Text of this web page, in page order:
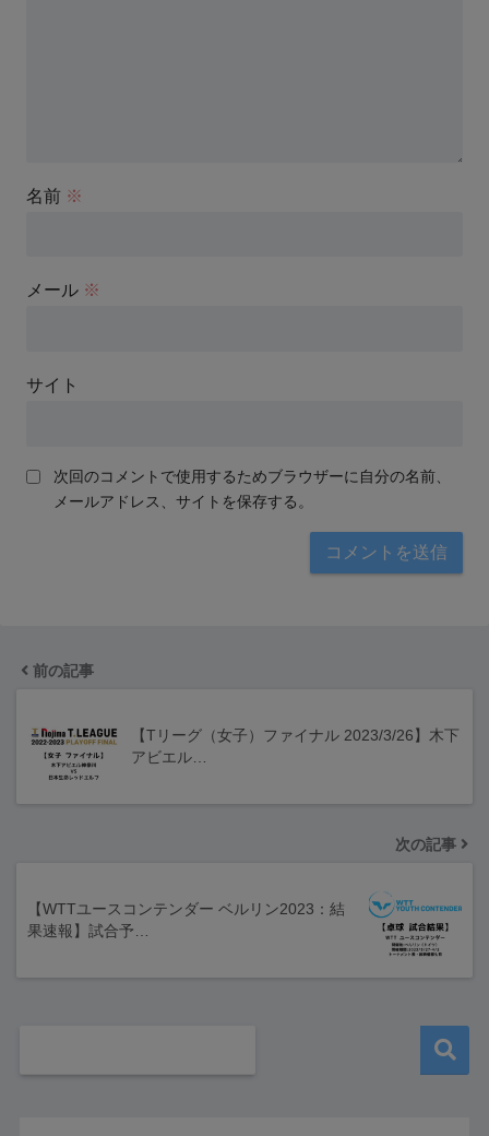
名前 ※
メール ※
サイト
次回のコメントで使用するためブラウザーに自分の名前、
メールアドレス、サイトを保存する。
前の記事
【Tリーグ（女子）ファイナル 2023/3/26】木下
アビエル…
次の記事
【WTTユースコンテンダー ベルリン2023：結
果速報】試合予…